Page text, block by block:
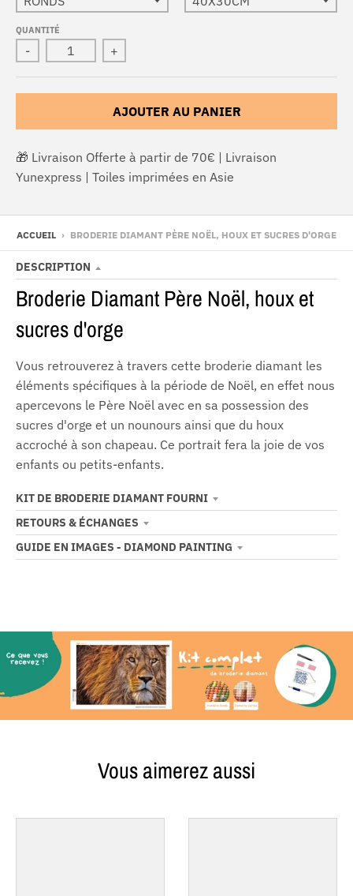
QUANTITÉ
- +
AJOUTER AU PANIER
🎁 Livraison Offerte à partir de 70€ | Livraison
Yunexpress | Toiles imprimées en Asie
ACCUEIL › BRODERIE DIAMANT PÈRE NOËL, HOUX ET SUCRES D'ORGE
DESCRIPTION
Broderie Diamant Père Noël, houx et
sucres d'orge
Vous retrouverez à travers cette broderie diamant les
éléments spécifiques à la période de Noël, en effet nous
apercevons le Père Noël avec en sa possession des
sucres d'orge et un nounours ainsi que du houx
accroché à son chapeau. Ce portrait fera la joie de vos
enfants ou petits-enfants.
KIT DE BRODERIE DIAMANT FOURNI
RETOURS & ÉCHANGES
GUIDE EN IMAGES - DIAMOND PAINTING
Vous aimerez aussi